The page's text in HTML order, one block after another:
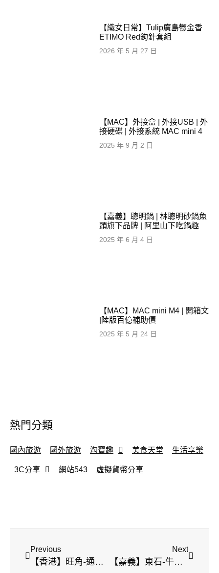
【織女日常】Tulip廣島鬱金香
ETIMO Red鉤針套組
2026 年 5 月 27 日
【MAC】外接盒 | 外接USB | 外
接硬碟 | 外接系統 MAC mini 4
2025 年 9 月 2 日
【嘉義】聰明鍋 | 林聰明砂鍋魚
頭旗下品牌 | 阿里山下吃鍋趣
2025 年 6 月 4 日
【MAC】MAC mini M4 | 開箱文
|陸版百億補助價
2025 年 5 月 24 日
熱門分類
國內旅遊 國外旅遊 淘寶趣 美食天堂 生活享樂
3C分享 網站543 虛擬貨幣分享
Previous
【香港】旺角-通菜街 | 金魚街 (小巴體驗)
Next
【嘉義】東石-牛港魚池 | 蚵仔吃到飽 | 再痛也要嘗鮮